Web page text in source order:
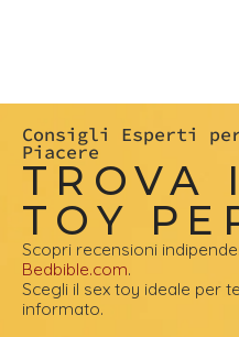
Consigli Esperti
Piacere
TROVA
TOY
Scopri recensioni
Bedbible.com.
Scegli il sex toy ideale per
informato.